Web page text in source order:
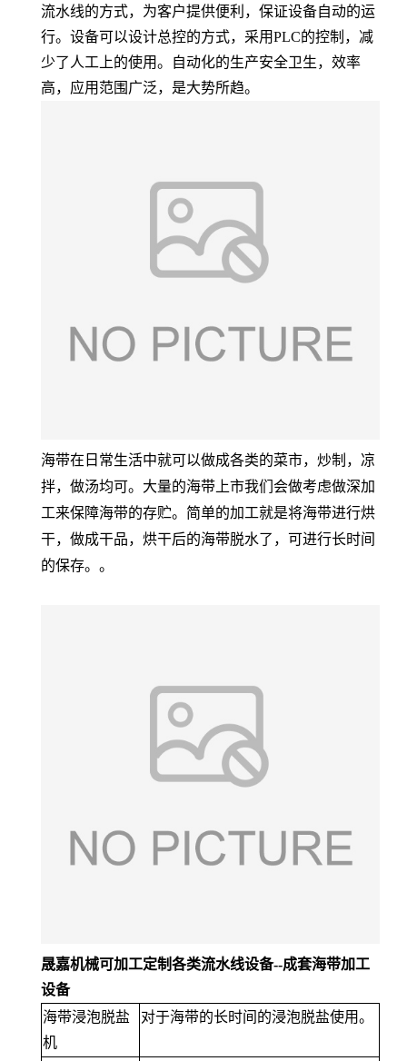
流水线的方式，为客户提供便利，保证设备自动的运
行。设备可以设计总控的方式，采用PLC的控制，减
少了人工上的使用。自动化的生产安全卫生，效率
高，应用范围广泛，是大势所趋。
海带在日常生活中就可以做成各类的菜市，炒制，凉
拌，做汤均可。大量的海带上市我们会做考虑做深加
工来保障海带的存贮。简单的加工就是将海带进行烘
干，做成干品，烘干后的海带脱水了，可进行长时间
的保存。。
晟嘉机械可加工定制各类流水线设备--成套海带加工
设备
海带浸泡脱盐
机
对于海带的长时间的浸泡脱盐使用。